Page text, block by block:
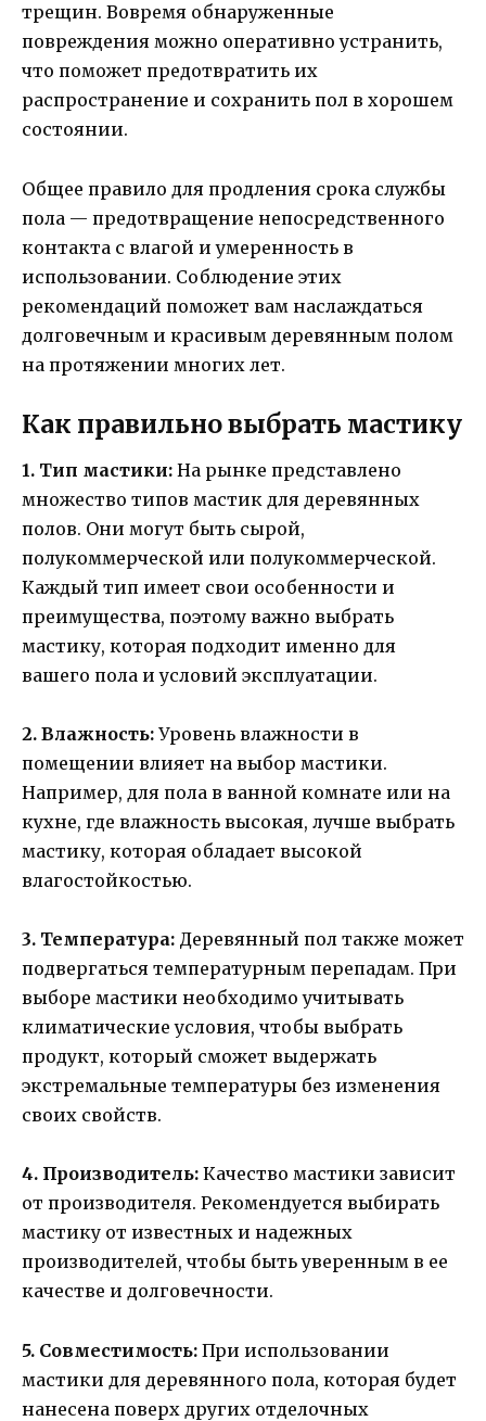
трещин. Вовремя обнаруженные
повреждения можно оперативно устранить,
что поможет предотвратить их
распространение и сохранить пол в хорошем
состоянии.
Общее правило для продления срока службы
пола — предотвращение непосредственного
контакта с влагой и умеренность в
использовании. Соблюдение этих
рекомендаций поможет вам наслаждаться
долговечным и красивым деревянным полом
на протяжении многих лет.
Как правильно выбрать мастику
1. Тип мастики: На рынке представлено
множество типов мастик для деревянных
полов. Они могут быть сырой,
полукоммерческой или полукоммерческой.
Каждый тип имеет свои особенности и
преимущества, поэтому важно выбрать
мастику, которая подходит именно для
вашего пола и условий эксплуатации.
2. Влажность: Уровень влажности в
помещении влияет на выбор мастики.
Например, для пола в ванной комнате или на
кухне, где влажность высокая, лучше выбрать
мастику, которая обладает высокой
влагостойкостью.
3. Температура: Деревянный пол также может
подвергаться температурным перепадам. При
выборе мастики необходимо учитывать
климатические условия, чтобы выбрать
продукт, который сможет выдержать
экстремальные температуры без изменения
своих свойств.
4. Производитель: Качество мастики зависит
от производителя. Рекомендуется выбирать
мастику от известных и надежных
производителей, чтобы быть уверенным в ее
качестве и долговечности.
5. Совместимость: При использовании
мастики для деревянного пола, которая будет
нанесена поверх других отделочных